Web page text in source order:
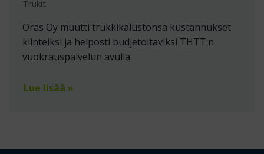
Trukit
Oras Oy muutti trukkikalustonsa kustannukset
kiinteiksi ja helposti budjetoitaviksi THTT:n
vuokrauspalvelun avulla.
Lue lisää »